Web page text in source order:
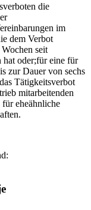
die
im
dem Verbot
seit
hat oder;für eine für
zur Dauer von sechs
Tätigkeitsverbot
mitarbeitenden
eheähnliche